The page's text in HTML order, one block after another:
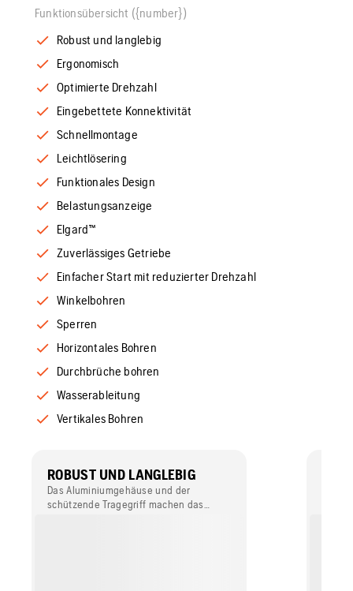
Funktionsübersicht ({number})
Robust und langlebig
Ergonomisch
Optimierte Drehzahl
Eingebettete Konnektivität
Schnellmontage
Leichtlösering
Funktionales Design
Belastungsanzeige
Elgard™
Zuverlässiges Getriebe
Einfacher Start mit reduzierter Drehzahl
Winkelbohren
Sperren
Horizontales Bohren
Durchbrüche bohren
Wasserableitung
Vertikales Bohren
ROBUST UND LANGLEBIG
Das Aluminiumgehäuse und der
schützende Tragegriff machen das